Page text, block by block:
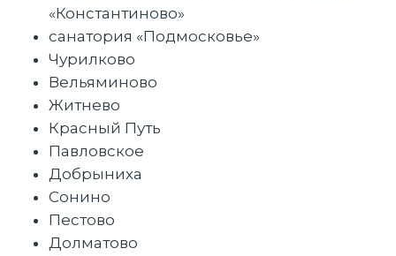
«Константиново»
санатория «Подмосковье»
Чурилково
Вельяминово
Житнево
Красный Путь
Павловское
Добрыниха
Сонино
Пестово
Долматово